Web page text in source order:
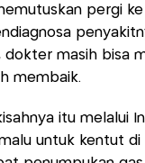
pergi
dokter masih bisa
membaik.
itu melalui
untuk kentut